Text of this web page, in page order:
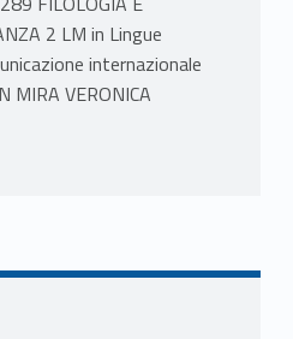
2 LM in Lingue
internazionale
MIRA VERONICA